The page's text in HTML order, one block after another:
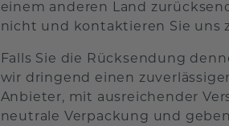
einem anderen Land
nicht und kontaktieren Sie uns
Falls Sie die Rücksendung
wir dringend einen
Anbieter, mit ausreichender
neutrale Verpackung und